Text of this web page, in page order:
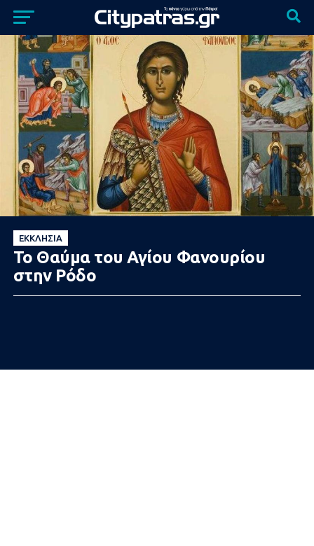
ΕΚΚΛΗΣΊΑ
Το Θαύμα του Αγίου Φανουρίου
στην Ρόδο